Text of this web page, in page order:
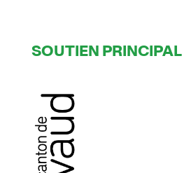
SOUTIEN PRINCIPAL